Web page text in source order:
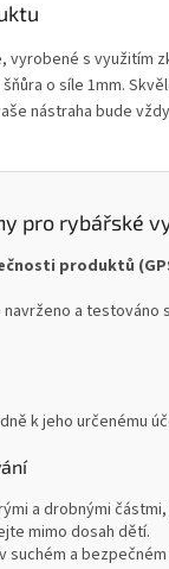
vyrobené s využitím
o síle 1mm.
nástraha bude
pro rybářské
produktů
a
k jeho určenému
a drobnými
mimo dosah dětí.
suchém a